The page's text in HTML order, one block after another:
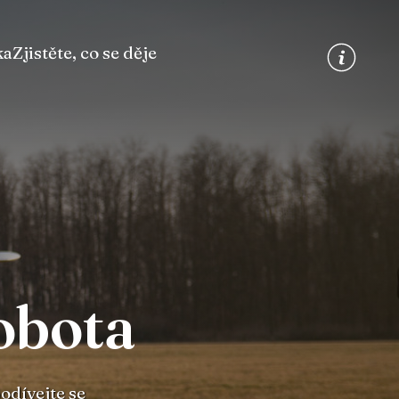
Zjistěte, co se děje
se